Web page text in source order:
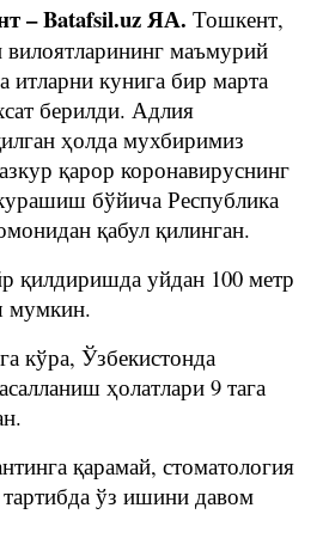
– Batafsil.uz ЯА. Тошкент,
маъмурий
итларни кунига бир марта
берилди. Адлия
ҳолда мухбиримиз
қарор коронавируснинг
бўйича Республика
қабул қилинган.
қилдиришда уйдан 100 метр
мумкин.
кўра, Ўзбекистонда
ҳолатлари 9 тага
қарамай, стоматология
тартибда ўз ишини давом